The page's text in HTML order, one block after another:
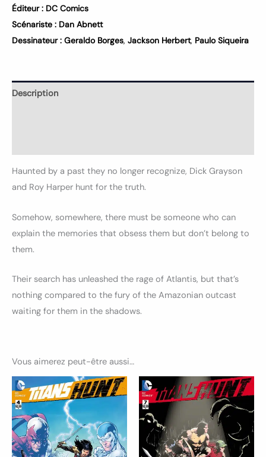
Éditeur : DC Comics
Scénariste : Dan Abnett
Dessinateur : Geraldo Borges, Jackson Herbert, Paulo Siqueira
Description
Haunted by a past they no longer recognize, Dick Grayson
and Roy Harper hunt for the truth.
Somehow, somewhere, there must be someone who can
explain the memories that obsess them but don’t belong to
them.
Their search has unleashed the rage of Atlantis, but that’s
nothing compared to the fury of the Amazonian outcast
waiting for them in the shadows.
Vous aimerez peut-être aussi…
Ce
produit
plusieurs
variations.
Ce